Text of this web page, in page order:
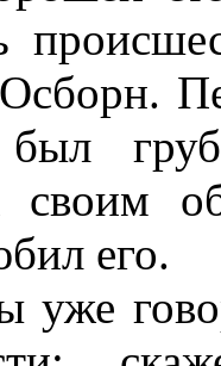
Осборн.
своим
его.